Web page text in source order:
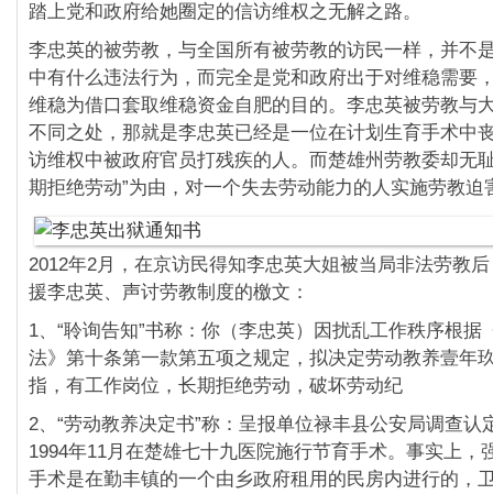
踏上党和政府给她圈定的信访维权之无解之路。
李忠英的被劳教，与全国所有被劳教的访民一样，并不
中有什么违法行为，而完全是党和政府出于对维稳需要
维稳为借口套取维稳资金自肥的目的。李忠英被劳教与
不同之处，那就是李忠英已经是一位在计划生育手术中
访维权中被政府官员打残疾的人。而楚雄州劳教委却无
期拒绝劳动”为由，对一个失去劳动能力的人实施劳教迫
2012年2月，在京访民得知李忠英大姐被当局非法劳教
援李忠英、声讨劳教制度的檄文：
1、“聆询告知”书称：你（李忠英）因扰乱工作秩序根据
法》第十条第一款第五项之规定，拟决定劳动教养壹年
指，有工作岗位，长期拒绝劳动，破坏劳动纪
2、“劳动教养决定书”称：呈报单位禄丰县公安局调查认
1994年11月在楚雄七十九医院施行节育手术。事实上，
手术是在勤丰镇的一个由乡政府租用的民房内进行的，